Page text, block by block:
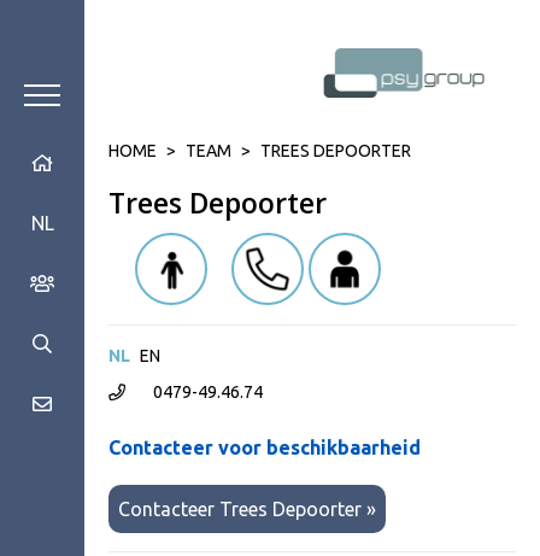
NL
HOME > TEAM > TREES DEPOORTER
Trees Depoorter
NL EN
0479-49.46.74
Contacteer voor beschikbaarheid
Contacteer Trees Depoorter »